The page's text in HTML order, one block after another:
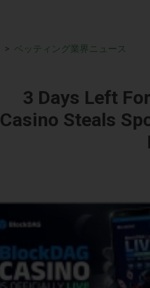
ベッティング業界ニュース
3 Days Left
Casino Steals